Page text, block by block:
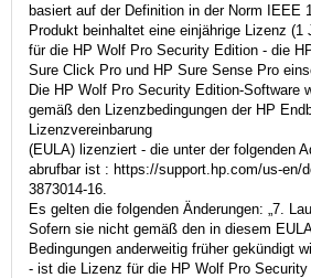
basiert auf der Definition in der Norm IEEE
Produkt beinhaltet eine einjährige Lizenz (1
für die HP Wolf Pro Security Edition - die
Sure Click Pro und HP Sure Sense Pro
Die HP Wolf Pro Security Edition-Software
gemäß den Lizenzbedingungen der HP
Lizenzvereinbarung
(EULA) lizenziert - die unter der folgenden
abrufbar ist : https://support.hp.com/us-en/
3873014-16.
Es gelten die folgenden Änderungen: „7.
Sofern sie nicht gemäß den in diesem
Bedingungen anderweitig früher gekündigt
- ist die Lizenz für die HP Wolf Pro Security